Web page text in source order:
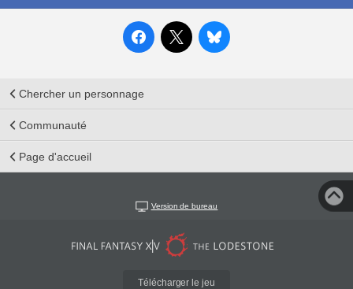
Chercher un personnage
Communauté
Page d'accueil
Version de bureau
Télécharger le jeu